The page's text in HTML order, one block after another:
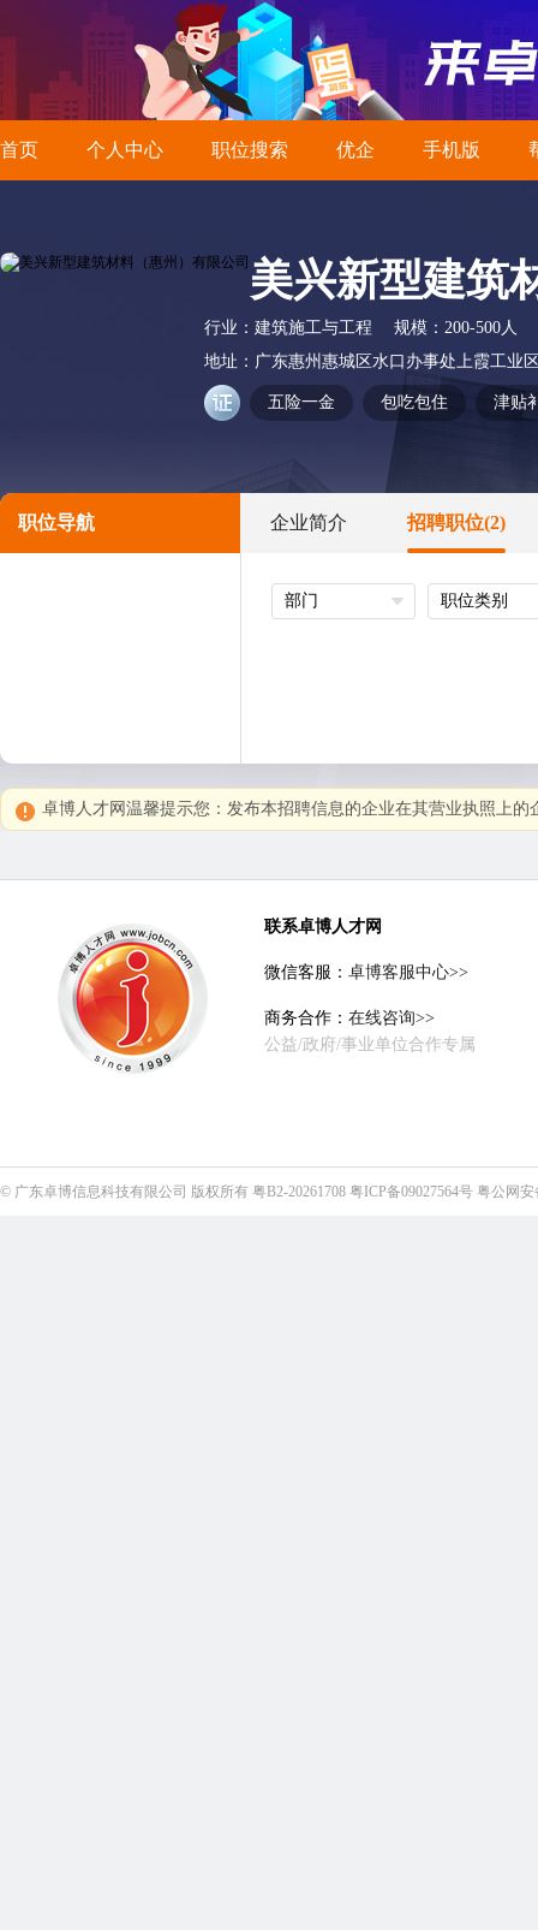
首页 个人中心 职位搜索 优企 手机版
美兴新型建筑
行业： 建筑施工与工程 规模： 200-500人
地址： 广东惠州惠城区水口办事处上霞工业
五险一金 包吃包住 津贴
职位导航 企业简介 招聘职位(2)
部门 职位类别
卓博人才网温馨提示您：发布本招聘信息的企业在其营业执照上
联系卓博人才网
微信客服： 卓博客服中心>>
商务合作： 在线咨询>>
公益/政府/事业单位合作专属
© 广东卓博信息科技有限公司 版权所有 粤B2-20261708 粤ICP备09027564号 粤公网安